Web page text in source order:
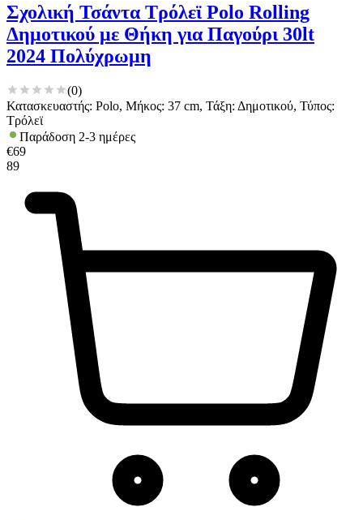
Σχολική Τσάντα Τρόλεϊ Polo Rolling
Δημοτικού με Θήκη για Παγούρι 30lt
2024 Πολύχρωμη
(0)
Κατασκευαστής: Polo, Μήκος: 37 cm, Τάξη: Δημοτικού, Τύπος:
Τρόλεϊ
Παράδοση 2-3 ημέρες
€69
89